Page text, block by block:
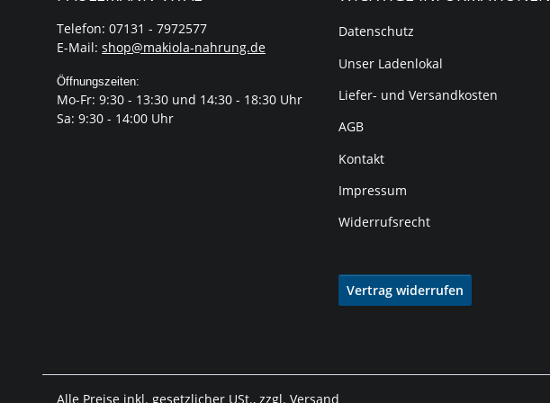
Telefon: 07131 - 7972577
E-Mail: shop@makiola-nahrung.de
Öffnungszeiten:
Mo-Fr: 9:30 - 13:30 und 14:30 - 18:30 Uhr
Sa: 9:30 - 14:00 Uhr
Datenschutz
Unser Ladenlokal
Liefer- und Versandkosten
AGB
Kontakt
Impressum
Widerrufsrecht
Vertrag widerrufen
Alle Preise inkl. gesetzlicher USt., zzgl. Versand